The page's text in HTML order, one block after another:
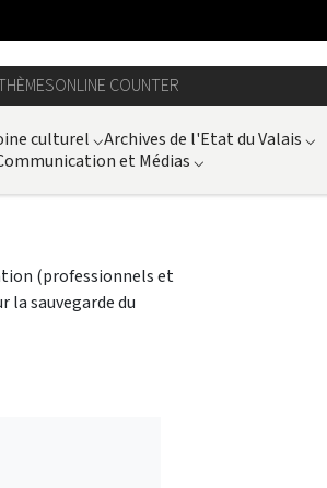
ONLINE COUNTER
culturel ⌵Archives de l'Etat du Valais ⌵
et Médias ⌵
(professionnels et
la sauvegarde du